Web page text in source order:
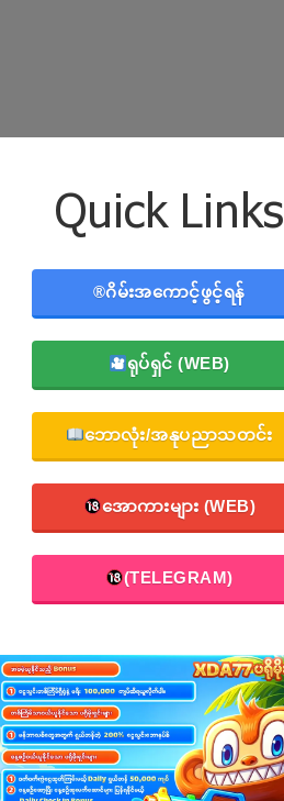
Quick Links
®️ဂိမ်းအကောင့်ဖွင့်ရန်
ရုပ်ရှင် (WEB)
ဘောလုံး/အနုပညာသတင်း
အောကားများ (WEB)
(TELEGRAM)